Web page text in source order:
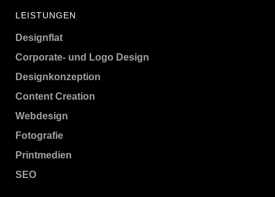
LEISTUNGEN
Designflat
Corporate- und Logo Design
Designkonzeption
Content Creation
Webdesign
Fotografie
Printmedien
SEO